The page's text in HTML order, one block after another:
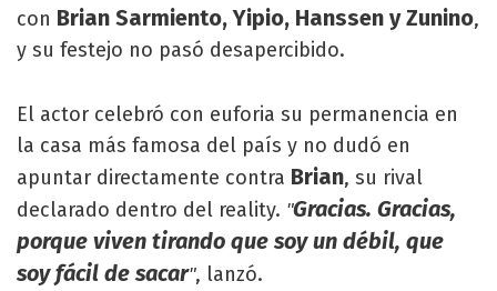
con Brian Sarmiento, Yipio, Hanssen y Zunino,
y su festejo no pasó desapercibido.
El actor celebró con euforia su permanencia en
la casa más famosa del país y no dudó en
apuntar directamente contra Brian, su rival
declarado dentro del reality. "Gracias. Gracias,
porque viven tirando que soy un débil, que
soy fácil de sacar", lanzó.